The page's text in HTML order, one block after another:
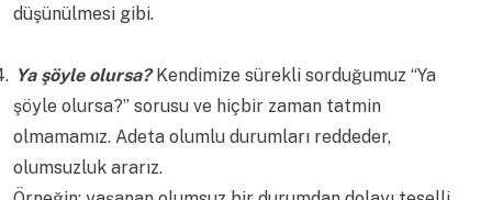
düşünülmesi gibi.
Ya şöyle olursa?Kendimize sürekli sorduğumuz “Ya
şöyle olursa?” sorusu ve hiçbir zaman tatmin
olmamamız. Adeta olumlu durumları reddeder,
olumsuzluk ararız.